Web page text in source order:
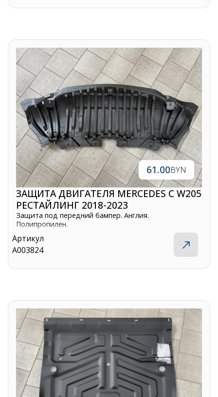
61.00BYN
ЗАЩИТА ДВИГАТЕЛЯ MERCEDES C W205
РЕСТАЙЛИНГ 2018-2023
Защита под передний бампер. Англия.
Полипропилен.
Артикул
A003824